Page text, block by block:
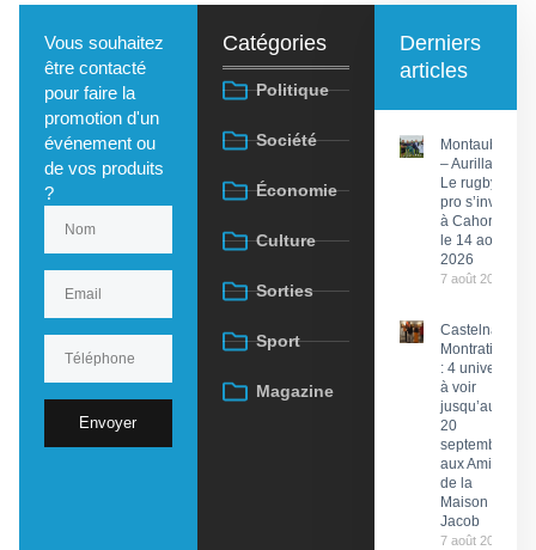
Vous souhaitez
être contacté
pour faire la
promotion d'un
événement ou
de vos produits
?
Envoyer
Catégories
Politique
Société
Économie
Culture
Sorties
Sport
Magazine
Derniers
articles
Montauban
– Aurillac :
Le rugby
pro s’invite
à Cahors
le 14 août
2026
7 août 2026
Castelnau-
Montratier
: 4 univers
à voir
jusqu’au
20
septembre
aux Amis
de la
Maison
Jacob
7 août 2026